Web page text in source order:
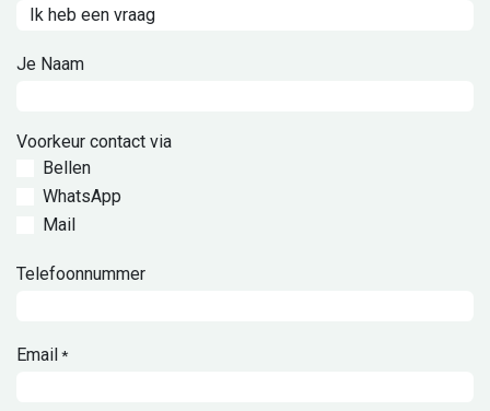
Je Naam
Voorkeur contact via
Bellen
WhatsApp
Mail
Telefoonnummer
Email*